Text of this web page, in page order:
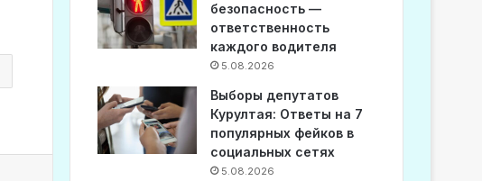
безопасность —
ответственность
каждого водителя
5.08.2026
Выборы депутатов
Курултая: Ответы на 7
популярных фейков в
социальных сетях
5.08.2026